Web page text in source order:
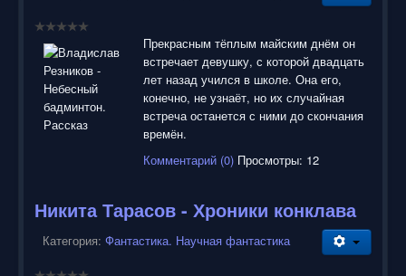
Прекрасным тёплым майским днём он
встречает девушку, с которой двадцать
лет назад учился в школе. Она его,
конечно, не узнаёт, но их случайная
встреча останется с ними до скончания
времён.
Комментарий (0) Просмотры: 12
Никита Тарасов - Хроники конклава
Категория: Фантастика. Научная фантастика